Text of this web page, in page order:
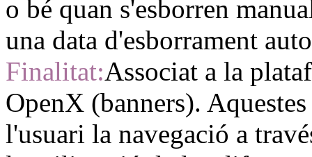
o bé quan s'esborren
una data d'esborrament
Finalitat:Associat a la
OpenX (banners).
l'usuari la navegació a